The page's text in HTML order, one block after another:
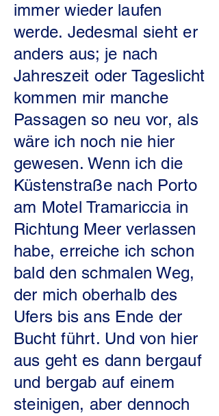
immer wieder laufen
werde. Jedesmal sieht er
anders aus; je nach
Jahreszeit oder Tageslicht
kommen mir manche
Passagen so neu vor, als
wäre ich noch nie hier
gewesen. Wenn ich die
Küstenstraße nach Porto
am Motel Tramariccia in
Richtung Meer verlassen
habe, erreiche ich schon
bald den schmalen Weg,
der mich oberhalb des
Ufers bis ans Ende der
Bucht führt. Und von hier
aus geht es dann bergauf
und bergab auf einem
steinigen, aber dennoch